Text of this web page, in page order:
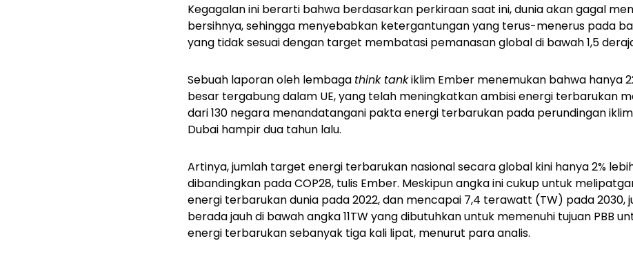
Kegagalan ini berarti bahwa berdasarkan perkiraan saat ini, dunia akan gagal
bersihnya, sehingga menyebabkan ketergantungan yang terus-menerus pada
yang tidak sesuai dengan target membatasi pemanasan global di bawah 1,5
Sebuah laporan oleh lembaga think tankiklim Ember menemukan bahwa hanya
besar tergabung dalam UE, yang telah meningkatkan ambisi energi terbarukan
dari 130 negara menandatangani pakta energi terbarukan pada perundingan iklim
Dubai hampir dua tahun lalu.
Artinya, jumlah target energi terbarukan nasional secara global kini hanya 2%
dibandingkan pada COP28, tulis Ember. Meskipun angka ini cukup untuk
energi terbarukan dunia pada 2022, dan mencapai 7,4 terawatt (TW) pada 2030,
berada jauh di bawah angka 11TW yang dibutuhkan untuk memenuhi tujuan PBB
energi terbarukan sebanyak tiga kali lipat, menurut para analis.